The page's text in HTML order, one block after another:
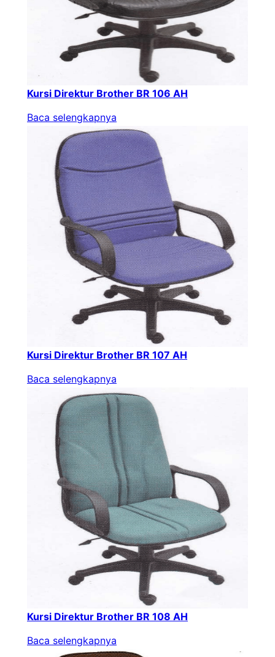
Kursi Direktur Brother BR 106 AH
Baca selengkapnya
Kursi Direktur Brother BR 107 AH
Baca selengkapnya
Kursi Direktur Brother BR 108 AH
Baca selengkapnya